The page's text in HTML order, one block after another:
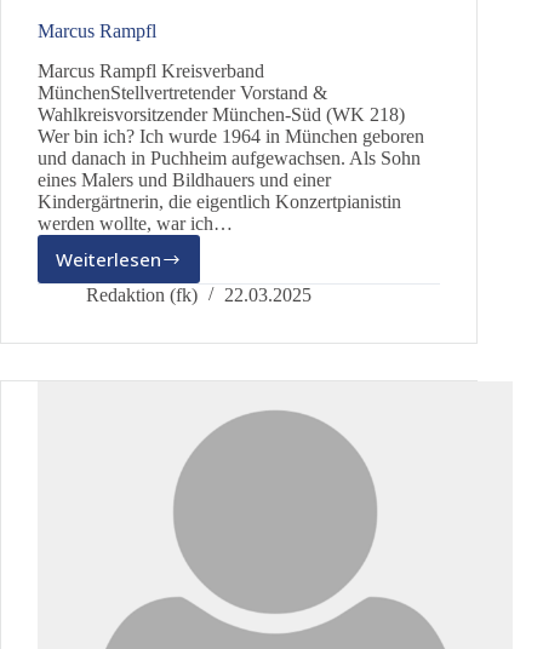
Marcus Rampfl
Marcus Rampfl Kreisverband
MünchenStellvertretender Vorstand &
Wahlkreisvorsitzender München-Süd (WK 218)
Wer bin ich? Ich wurde 1964 in München geboren
und danach in Puchheim aufgewachsen. Als Sohn
eines Malers und Bildhauers und einer
Kindergärtnerin, die eigentlich Konzertpianistin
werden wollte, war ich…
Weiterlesen
Marcus
Rampfl
Redaktion (fk) 22.03.2025